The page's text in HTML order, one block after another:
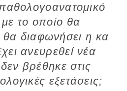
το οποίο θα
διαφωνήσει η κα
ανευρεθεί νέα
βρέθηκε στις
εξετάσεις;